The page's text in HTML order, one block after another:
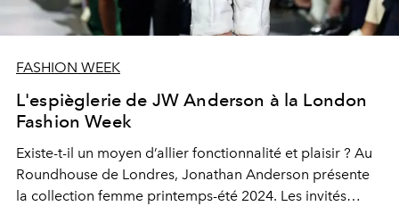
FASHION WEEK
L'espièglerie de JW Anderson à la London
Fashion Week
Existe-t-il un moyen d’allier fonctionnalité et plaisir ? Au
Roundhouse de Londres, Jonathan Anderson présente
la collection femme printemps-été 2024. Les invités